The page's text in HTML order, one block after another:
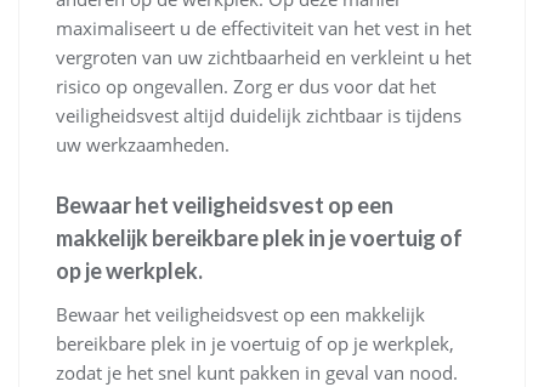
maximaliseert u de effectiviteit van het vest in het
vergroten van uw zichtbaarheid en verkleint u het
risico op ongevallen. Zorg er dus voor dat het
veiligheidsvest altijd duidelijk zichtbaar is tijdens
uw werkzaamheden.
Bewaar het veiligheidsvest op een
makkelijk bereikbare plek in je voertuig of
op je werkplek.
Bewaar het veiligheidsvest op een makkelijk
bereikbare plek in je voertuig of op je werkplek,
zodat je het snel kunt pakken in geval van nood.